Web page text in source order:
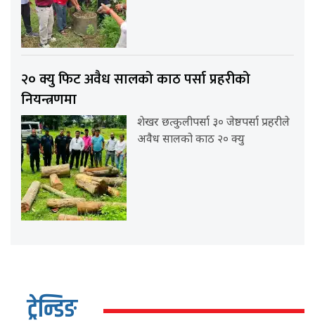
२० क्यु फिट अवैध सालको काठ पर्सा प्रहरीको
नियन्त्रणमा
शेखर छत्कुलीपर्सा ३० जेष्ठपर्सा प्रहरीले
अवैध सालको काठ २० क्यु
ट्रेन्डिङ